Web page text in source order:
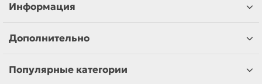
Информация
Дополнительно
Популярные категории